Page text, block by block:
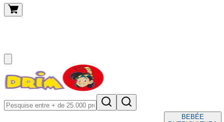
BEBÉE